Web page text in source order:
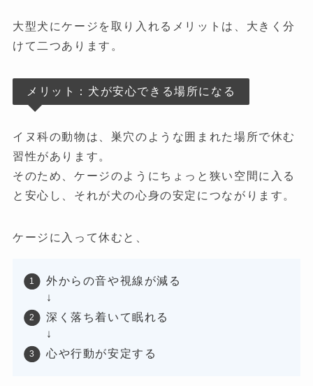
大型犬にケージを取り入れるメリットは、大きく分
けて二つあります。
メリット：犬が安心できる場所になる
イヌ科の動物は、巣穴のような囲まれた場所で休む
習性があります。
そのため、ケージのようにちょっと狭い空間に入る
と安心し、それが犬の心身の安定につながります。
ケージに入って休むと、
外からの音や視線が減る
↓
深く落ち着いて眠れる
↓
心や行動が安定する